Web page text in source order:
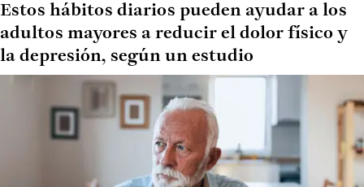
Estos hábitos diarios pueden ayudar a los
adultos mayores a reducir el dolor físico y
la depresión, según un estudio